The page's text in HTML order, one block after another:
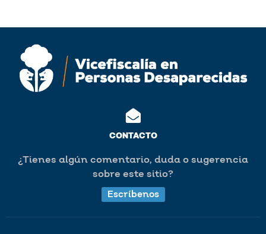
CONTACTO
¿Tienes algún comentario, duda o sugerencia
sobre este sitio?
Escríbenos